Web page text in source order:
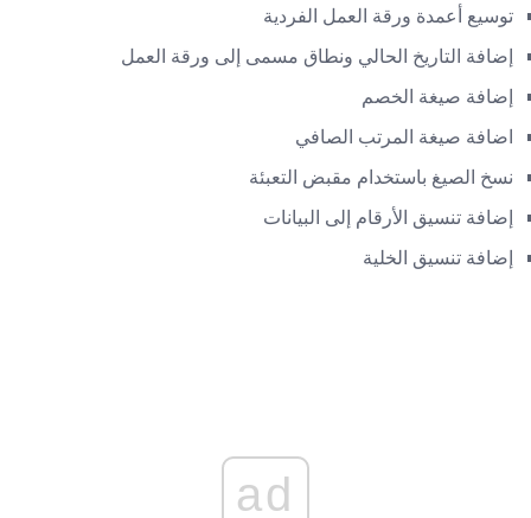
توسيع أعمدة ورقة العمل الفردية
إضافة التاريخ الحالي ونطاق مسمى إلى ورقة العمل
إضافة صيغة الخصم
اضافة صيغة المرتب الصافي
نسخ الصيغ باستخدام مقبض التعبئة
إضافة تنسيق الأرقام إلى البيانات
إضافة تنسيق الخلية
ad